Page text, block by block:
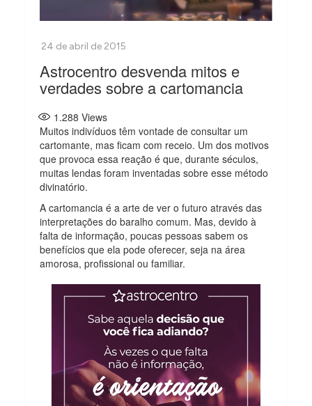
Astrocentro desvenda mitos e
verdades sobre a cartomancia
1.288 Views
Muitos indivíduos têm vontade de consultar um
cartomante, mas ficam com receio. Um dos motivos
que provoca essa reação é que, durante séculos,
muitas lendas foram inventadas sobre esse método
divinatório.
A cartomancia é a arte de ver o futuro através das
interpretações do baralho comum. Mas, devido à
falta de informação, poucas pessoas sabem os
benefícios que ela pode oferecer, seja na área
amorosa, profissional ou familiar.